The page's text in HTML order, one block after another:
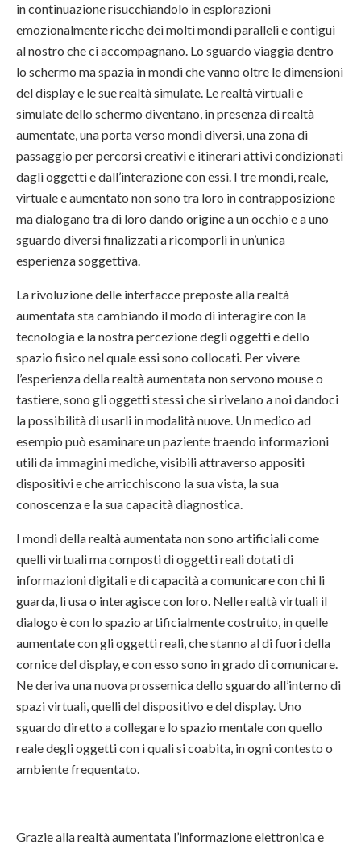
in continuazione risucchiandolo in esplorazioni
emozionalmente ricche dei molti mondi paralleli e contigui
al nostro che ci accompagnano. Lo sguardo viaggia dentro
lo schermo ma spazia in mondi che vanno oltre le dimensioni
del display e le sue realtà simulate. Le realtà virtuali e
simulate dello schermo diventano, in presenza di realtà
aumentate, una porta verso mondi diversi, una zona di
passaggio per percorsi creativi e itinerari attivi condizionati
dagli oggetti e dall’interazione con essi. I tre mondi, reale,
virtuale e aumentato non sono tra loro in contrapposizione
ma dialogano tra di loro dando origine a un occhio e a uno
sguardo diversi finalizzati a ricomporli in un’unica
esperienza soggettiva.
La rivoluzione delle interfacce preposte alla realtà
aumentata sta cambiando il modo di interagire con la
tecnologia e la nostra percezione degli oggetti e dello
spazio fisico nel quale essi sono collocati. Per vivere
l’esperienza della realtà aumentata non servono mouse o
tastiere, sono gli oggetti stessi che si rivelano a noi dandoci
la possibilità di usarli in modalità nuove. Un medico ad
esempio può esaminare un paziente traendo informazioni
utili da immagini mediche, visibili attraverso appositi
dispositivi e che arricchiscono la sua vista, la sua
conoscenza e la sua capacità diagnostica.
I mondi della realtà aumentata non sono artificiali come
quelli virtuali ma composti di oggetti reali dotati di
informazioni digitali e di capacità a comunicare con chi li
guarda, li usa o interagisce con loro. Nelle realtà virtuali il
dialogo è con lo spazio artificialmente costruito, in quelle
aumentate con gli oggetti reali, che stanno al di fuori della
cornice del display, e con esso sono in grado di comunicare.
Ne deriva una nuova prossemica dello sguardo all’interno di
spazi virtuali, quelli del dispositivo e del display. Uno
sguardo diretto a collegare lo spazio mentale con quello
reale degli oggetti con i quali si coabita, in ogni contesto o
ambiente frequentato.
Grazie alla realtà aumentata l’informazione elettronica e